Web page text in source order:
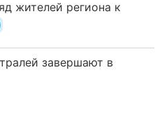
жителей региона к
завершают в